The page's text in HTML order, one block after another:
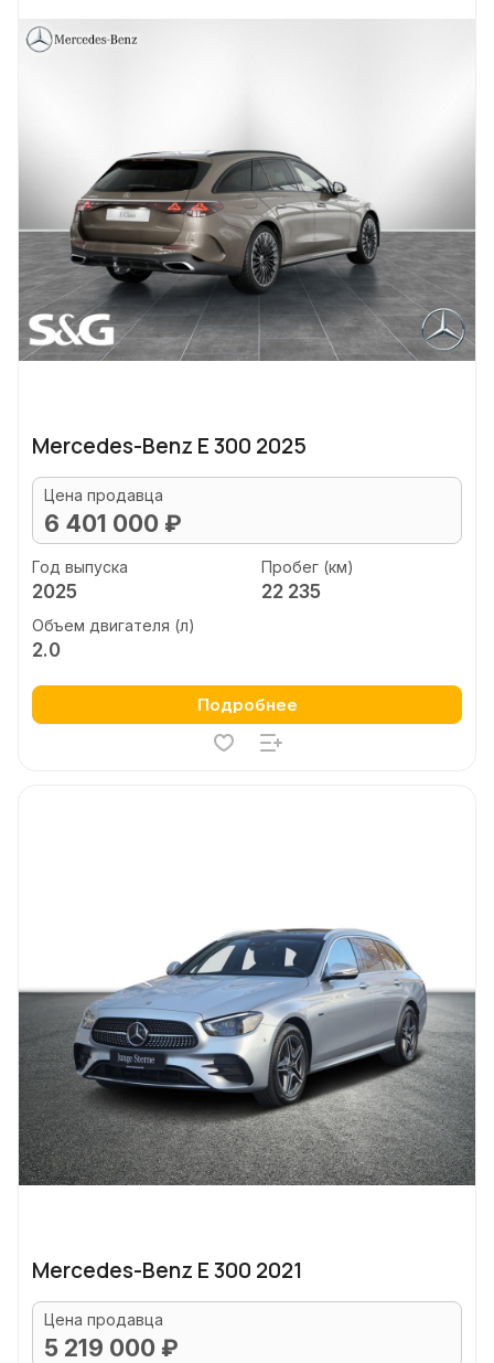
Mercedes-Benz E 300 2025
Цена продавца
6 401 000 ₽
Год выпуска
2025
Пробег (км)
22 235
Объем двигателя (л)
2.0
Подробнее
Mercedes-Benz E 300 2021
Цена продавца
5 219 000 ₽